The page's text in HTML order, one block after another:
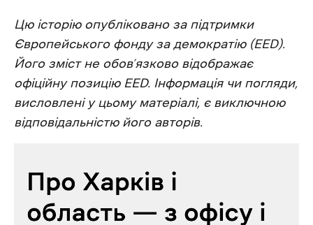
Цю історію опубліковано за підтримки
Європейського фонду за демократію (EED).
Його зміст не обов’язково відображає
офіційну позицію EED. Інформація чи погляди,
висловлені у цьому матеріалі, є виключною
відповідальністю його авторів.